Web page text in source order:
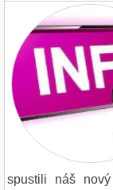
spustili náš